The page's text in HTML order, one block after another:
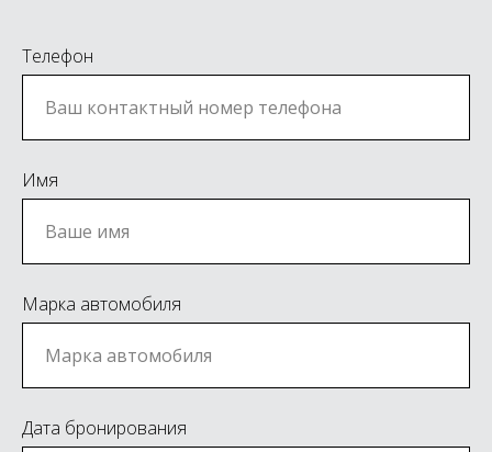
Телефон
Имя
Марка автомобиля
Дата бронирования